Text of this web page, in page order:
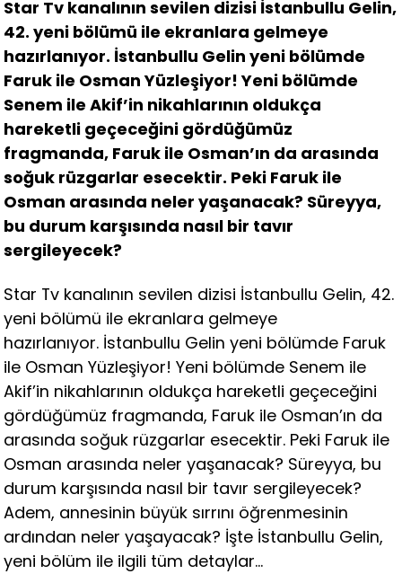
Star Tv kanalının sevilen dizisi İstanbullu Gelin,
42. yeni bölümü ile ekranlara gelmeye
hazırlanıyor. İstanbullu Gelin yeni bölümde
Faruk ile Osman Yüzleşiyor! Yeni bölümde
Senem ile Akif’in nikahlarının oldukça
hareketli geçeceğini gördüğümüz
fragmanda, Faruk ile Osman’ın da arasında
soğuk rüzgarlar esecektir. Peki Faruk ile
Osman arasında neler yaşanacak? Süreyya,
bu durum karşısında nasıl bir tavır
sergileyecek?
Star Tv kanalının sevilen dizisi İstanbullu Gelin, 42.
yeni bölümü ile ekranlara gelmeye
hazırlanıyor. İstanbullu Gelin yeni bölümde Faruk
ile Osman Yüzleşiyor! Yeni bölümde Senem ile
Akif’in nikahlarının oldukça hareketli geçeceğini
gördüğümüz fragmanda, Faruk ile Osman’ın da
arasında soğuk rüzgarlar esecektir. Peki Faruk ile
Osman arasında neler yaşanacak? Süreyya, bu
durum karşısında nasıl bir tavır sergileyecek?
Adem, annesinin büyük sırrını öğrenmesinin
ardından neler yaşayacak? İşte İstanbullu Gelin,
yeni bölüm ile ilgili tüm detaylar…